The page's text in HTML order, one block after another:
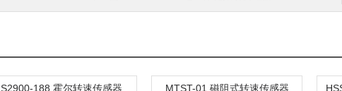
S2900-188 霍尔转速传感器 MTST-01 磁阻式转速传感器